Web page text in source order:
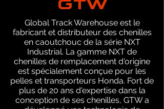
Global Track Warehouse est le
fabricant et distributeur des chenilles
en caoutchouc de la série NXT
Industrial. La gamme NXT de
chenilles de remplacement d'origine
est spécialement conçue pour les
pelles et transporteurs Honda. Fort de
plus de 20 ans d'expertise dans la
conception de ses chenilles, GTW a